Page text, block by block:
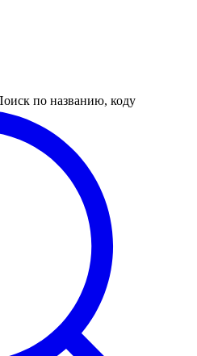
по названию, коду